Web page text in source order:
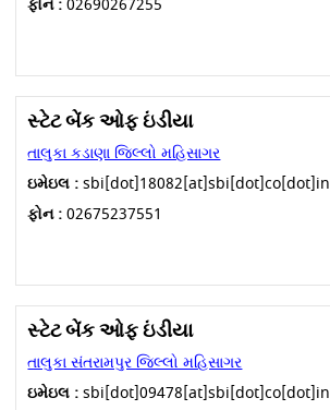
સ્ટેટ બેંક ઓફ ઇંડીયા
તાલુકા કડાણા જિલ્લો મહિસાગર
ઇમેઇલ :sbi[dot]18082[at]sbi[dot]co[dot]in
ફોન :02675237551
સ્ટેટ બેંક ઓફ ઇંડીયા
તાલુકા સંતરામપુર જિલ્લો મહિસાગર
ઇમેઇલ :sbi[dot]09478[at]sbi[dot]co[dot]in